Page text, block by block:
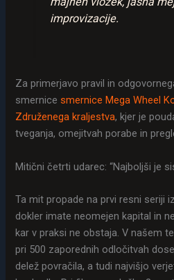
improvizacije.
Za primerjavo pravil in
smernicesmernice Mega Wheel
Združenega kraljestva, kjer je
tveganja, omejitvah porabe in
Mitični četrti udarec: “Najboljši je
Ta mit propade na prvi resni seriji
dokler imate neomejen kapital in
kar v praksi ne obstaja. V našem
pri 500 zaporednih odločitvah
delež povračila, a tudi najvišjo